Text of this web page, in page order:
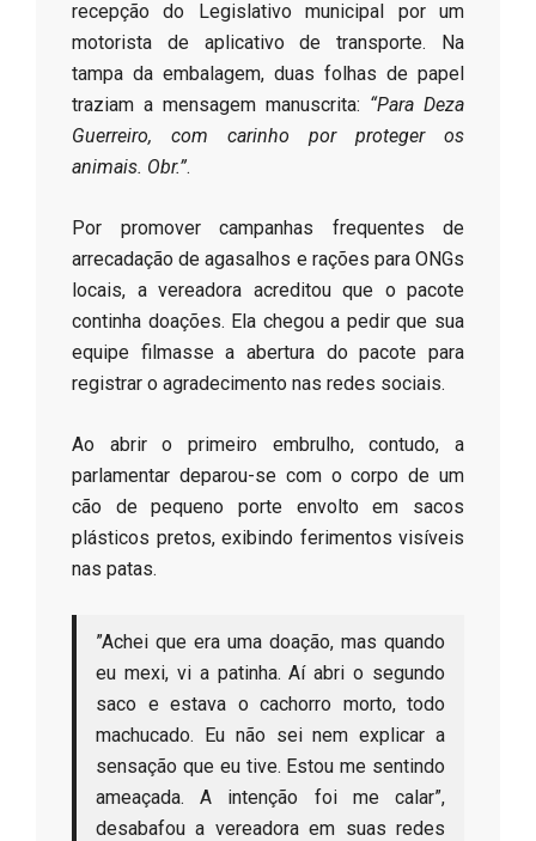
recepção do Legislativo municipal por um
motorista de aplicativo de transporte. Na
tampa da embalagem, duas folhas de papel
traziam a mensagem manuscrita: “Para Deza
Guerreiro, com carinho por proteger os
animais. Obr.”.
​Por promover campanhas frequentes de
arrecadação de agasalhos e rações para ONGs
locais, a vereadora acreditou que o pacote
continha doações. Ela chegou a pedir que sua
equipe filmasse a abertura do pacote para
registrar o agradecimento nas redes sociais.
​Ao abrir o primeiro embrulho, contudo, a
parlamentar deparou-se com o corpo de um
cão de pequeno porte envolto em sacos
plásticos pretos, exibindo ferimentos visíveis
nas patas.
​”Achei que era uma doação, mas quando
eu mexi, vi a patinha. Aí abri o segundo
saco e estava o cachorro morto, todo
machucado. Eu não sei nem explicar a
sensação que eu tive. Estou me sentindo
ameaçada. A intenção foi me calar”,
desabafou a vereadora em suas redes